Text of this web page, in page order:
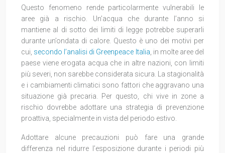
Questo fenomeno rende particolarmente vulnerabili le
aree già a rischio. Un’acqua che durante l’anno si
mantiene al di sotto dei limiti di legge potrebbe superarli
durante un’ondata di calore. Questo è uno dei motivi per
cui, secondo l’analisi di Greenpeace Italia , in molte aree del
paese viene erogata acqua che in altre nazioni, con limiti
più severi, non sarebbe considerata sicura. La stagionalità
e i cambiamenti climatici sono fattori che aggravano una
situazione già precaria. Per questo, chi vive in zone a
rischio dovrebbe adottare una strategia di prevenzione
proattiva, specialmente in vista del periodo estivo.
Adottare alcune precauzioni può fare una grande
differenza nel ridurre l’esposizione durante i periodi più